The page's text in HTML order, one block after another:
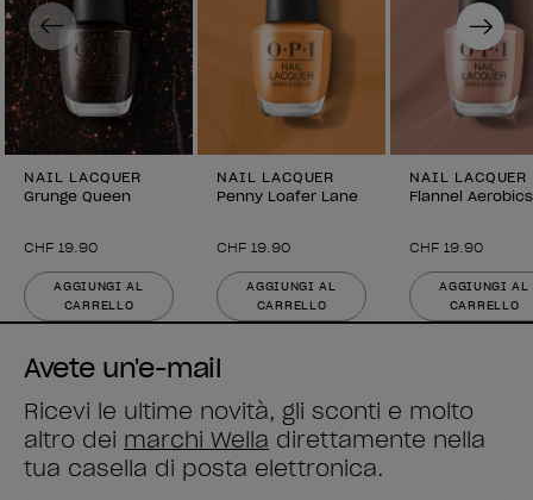
NAIL LACQUER
Grunge Queen
CHF 19.90
AGGIUNGI AL
CARRELLO
NAIL LACQUER
Penny Loafer Lane
CHF 19.90
AGGIUNGI AL
CARRELLO
NAIL LACQUER
Flannel Aerobics
CHF 19.90
AGGIUNGI AL
CARRELLO
Previous Next
Avete un'e-mail
Ricevi le ultime novità, gli sconti e molto
altro dei marchi Wella direttamente nella
tua casella di posta elettronica.